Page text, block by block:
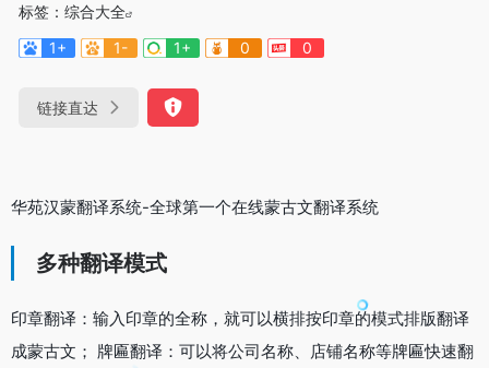
标签： 综合大全
1+
1- 1+ 0 0
链接直达
华苑汉蒙翻译系统-全球第一个在线蒙古文翻译系统
多种翻译模式
印章翻译：输入印章的全称，就可以横排按印章的模式排版翻译
成蒙古文； 牌匾翻译：可以将公司名称、店铺名称等牌匾快速翻